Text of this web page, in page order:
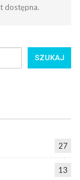
dostępna.
SZUKAJ
27
13